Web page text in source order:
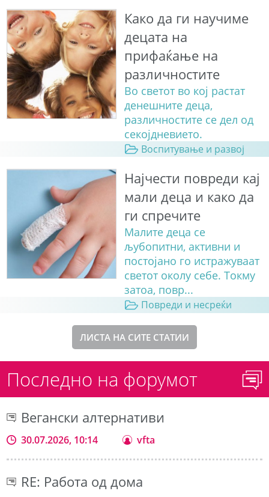
Како да ги научиме
децата на
прифаќање на
различностите
Во светот во кој растат
денешните деца,
различностите се дел од
секојдневието.
Воспитување и развој
Најчести повреди кај
мали деца и како да
ги спречите
Малите деца се
љубопитни, активни и
постојано го истражуваат
светот околу себе. Токму
затоа, повр...
Повреди и несреќи
ЛИСТА НА СИТЕ СТАТИИ
Последно на форумот
Вегански алтернативи
30.07.2026, 10:14 vfta
RE: Работа од дома